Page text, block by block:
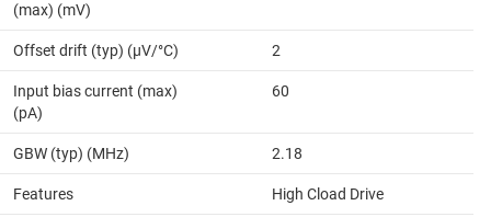
(max) (mV)
Offset drift (typ) (µV/°C) 2
Input bias current (max)
(pA)
60
GBW (typ) (MHz) 2.18
Features High Cload Drive